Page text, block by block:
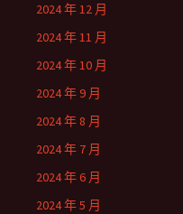
2024 年 12 月
2024 年 11 月
2024 年 10 月
2024 年 9 月
2024 年 8 月
2024 年 7 月
2024 年 6 月
2024 年 5 月